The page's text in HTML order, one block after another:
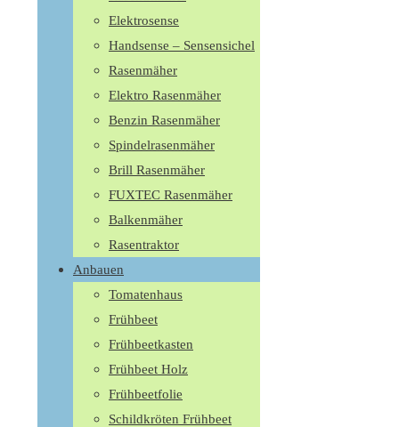
Elektrosense
Handsense – Sensensichel
Rasenmäher
Elektro Rasenmäher
Benzin Rasenmäher
Spindelrasenmäher
Brill Rasenmäher
FUXTEC Rasenmäher
Balkenmäher
Rasentraktor
Anbauen
Tomatenhaus
Frühbeet
Frühbeetkasten
Frühbeet Holz
Frühbeetfolie
Schildkröten Frühbeet